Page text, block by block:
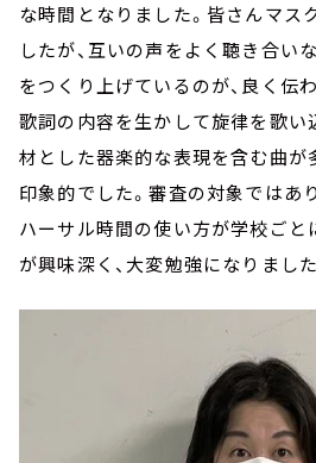
な時間となりました。皆さんマス
したが、互いの声をよく聴き合い
をつくり上げているのが、良く伝
歌詞の内容を生かして旋律を歌い
材とした器楽的な表現を含む曲が
印象的でした。審査の対象ではあ
ハーサル時間の使い方が学校ごと
が興味深く、大変勉強になりました